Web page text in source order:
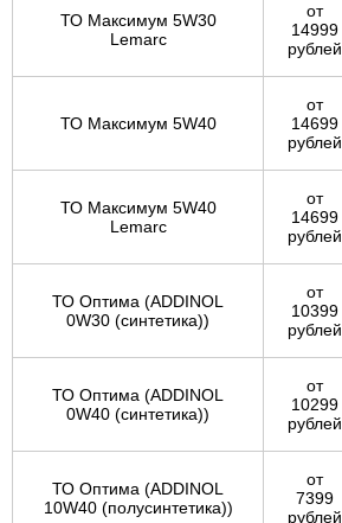
ТО Максимум 5W30
Lemarc
от
14999
рублей
ТО Максимум 5W40
от
14699
рублей
ТО Максимум 5W40
Lemarc
от
14699
рублей
ТО Оптима (ADDINOL
0W30 (синтетика))
от
10399
рублей
ТО Оптима (ADDINOL
0W40 (синтетика))
от
10299
рублей
ТО Оптима (ADDINOL
10W40 (полусинтетика))
от
7399
рублей